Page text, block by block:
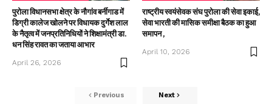
पुरोला विधानसभा क्षेत्र के नौगांव बर्नीगाड में
डिग्री कालेज खोलने पर विधायक दुर्गेश लाल
के नैतृत्व में जनप्रतिनिधियों ने शिक्षामंत्री डा.
धन सिंह रावत का जताया आभार
April 26, 2026
राष्ट्रीय स्वयंसेवक संघ पुरोला की सेवा इकाई,
सेवा भारती की मासिक समीक्षा बैठक का हुआ
समापन ,
April 10, 2026
Previous Next